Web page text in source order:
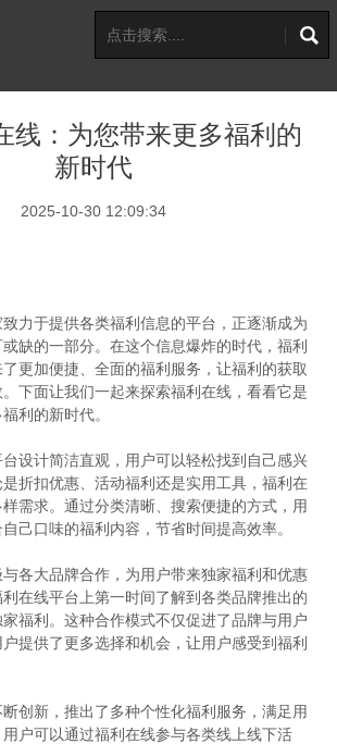
线：为您带来更多福利的
新时代
2025-10-30 12:09:34
力于提供各类福利信息的平台，正逐渐成为
缺的一部分。在这个信息爆炸的时代，福利
更加便捷、全面的福利服务，让福利的获取
下面让我们一起来探索福利在线，看看它是
利的新时代。
设计简洁直观，用户可以轻松找到自己感兴
折扣优惠、活动福利还是实用工具，福利在
需求。通过分类清晰、搜索便捷的方式，用
己口味的福利内容，节省时间提高效率。
各大品牌合作，为用户带来独家福利和优惠
在线平台上第一时间了解到各类品牌推出的
福利。这种合作模式不仅促进了品牌与用户
提供了更多选择和机会，让用户感受到福利
创新，推出了多种个性化福利服务，满足用
户可以通过福利在线参与各类线上线下活